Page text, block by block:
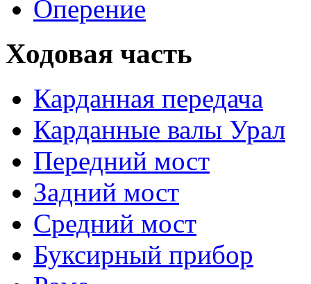
Оперение
Ходовая часть
Карданная передача
Карданные валы Урал
Передний мост
Задний мост
Средний мост
Буксирный прибор